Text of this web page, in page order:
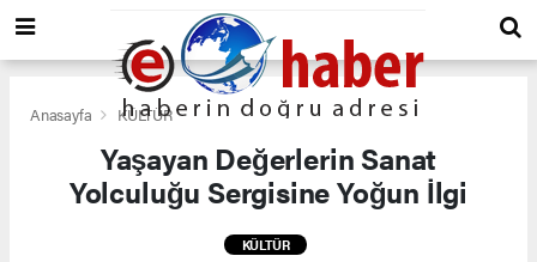
Anasayfa KÜLTÜR
Yaşayan Değerlerin Sanat
Yolculuğu Sergisine Yoğun İlgi
KÜLTÜR